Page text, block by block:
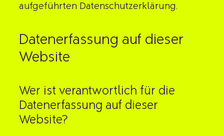
aufgeführten Datenschutzerklärung.
Datenerfassung auf dieser
Website
Wer ist verantwortlich für die
Datenerfassung auf dieser
Website?